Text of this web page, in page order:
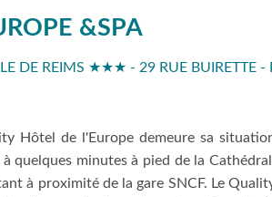
&SPA
DE REIMS ★★★ - 29 RUE BUIRETTE -
Hôtel de l'Europe demeure sa
quelques minutes à pied de la
à proximité de la gare SNCF. Le